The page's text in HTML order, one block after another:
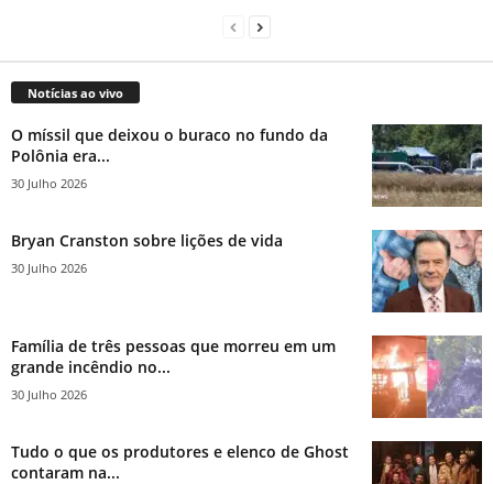
Notícias ao vivo
O míssil que deixou o buraco no fundo da
Polônia era...
30 Julho 2026
Bryan Cranston sobre lições de vida
30 Julho 2026
Família de três pessoas que morreu em um
grande incêndio no...
30 Julho 2026
Tudo o que os produtores e elenco de Ghost
contaram na...